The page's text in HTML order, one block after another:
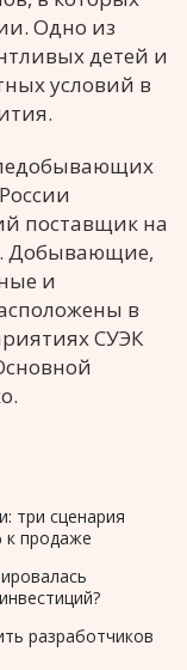
Одно из
детей и
условий в
поставщик на
Добывающие,
и
в
СУЭК
три сценария
к продаже
разработчиков